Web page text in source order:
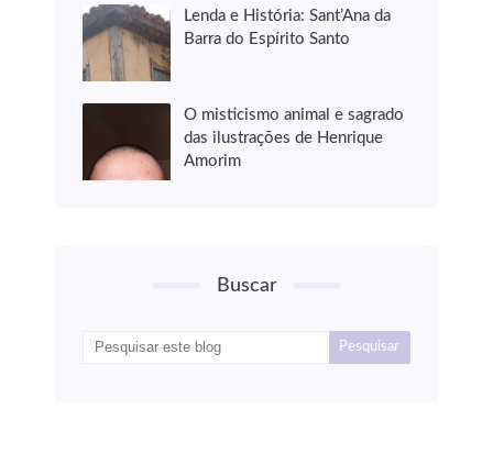
Lenda e História: Sant’Ana da
Barra do Espírito Santo
O misticismo animal e sagrado
das ilustrações de Henrique
Amorim
Buscar